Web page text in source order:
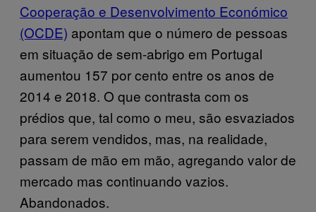
Cooperação e Desenvolvimento Económico
(OCDE) apontam que o número de pessoas
em situação de sem-abrigo em Portugal
aumentou 157 por cento entre os anos de
2014 e 2018. O que contrasta com os
prédios que, tal como o meu, são esvaziados
para serem vendidos, mas, na realidade,
passam de mão em mão, agregando valor de
mercado mas continuando vazios.
Abandonados.